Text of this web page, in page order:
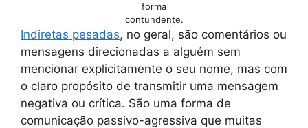
forma
contundente.
Indiretas pesadas, no geral, são comentários ou
mensagens direcionadas a alguém sem
mencionar explicitamente o seu nome, mas com
o claro propósito de transmitir uma mensagem
negativa ou crítica. São uma forma de
comunicação passivo-agressiva que muitas